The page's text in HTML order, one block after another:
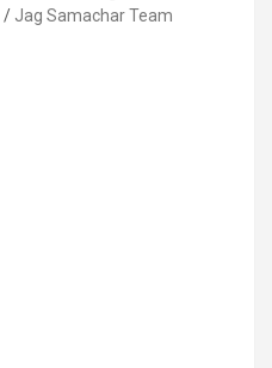
Jag Samachar Team